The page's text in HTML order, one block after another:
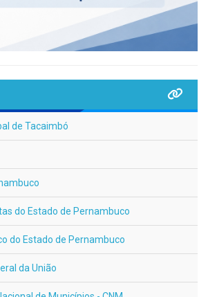
de Tacaimbó
do Estado de Pernambuco
do Estado de Pernambuco
da União